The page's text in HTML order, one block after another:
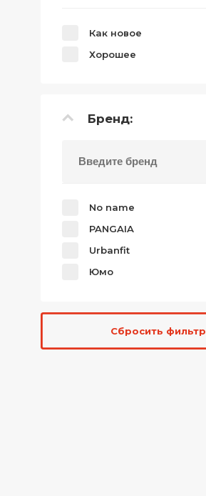
Как новое
Хорошее
Бренд:
No name
PANGAIA
Urbanfit
Юмо
Сбросить фильтр